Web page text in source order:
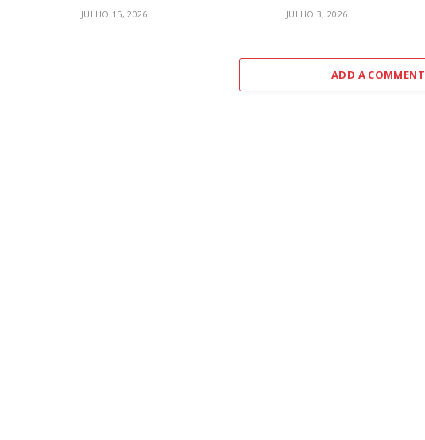
JULHO 15, 2026 JULHO 3, 2026
ADD A COMMENT